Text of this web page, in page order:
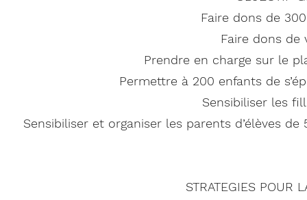
Faire dons de
Faire dons de
Prendre en charge sur le
Permettre à 200 enfants de
Sensibiliser les
Sensibiliser et organiser les parents d’élèves
STRATEGIES POUR